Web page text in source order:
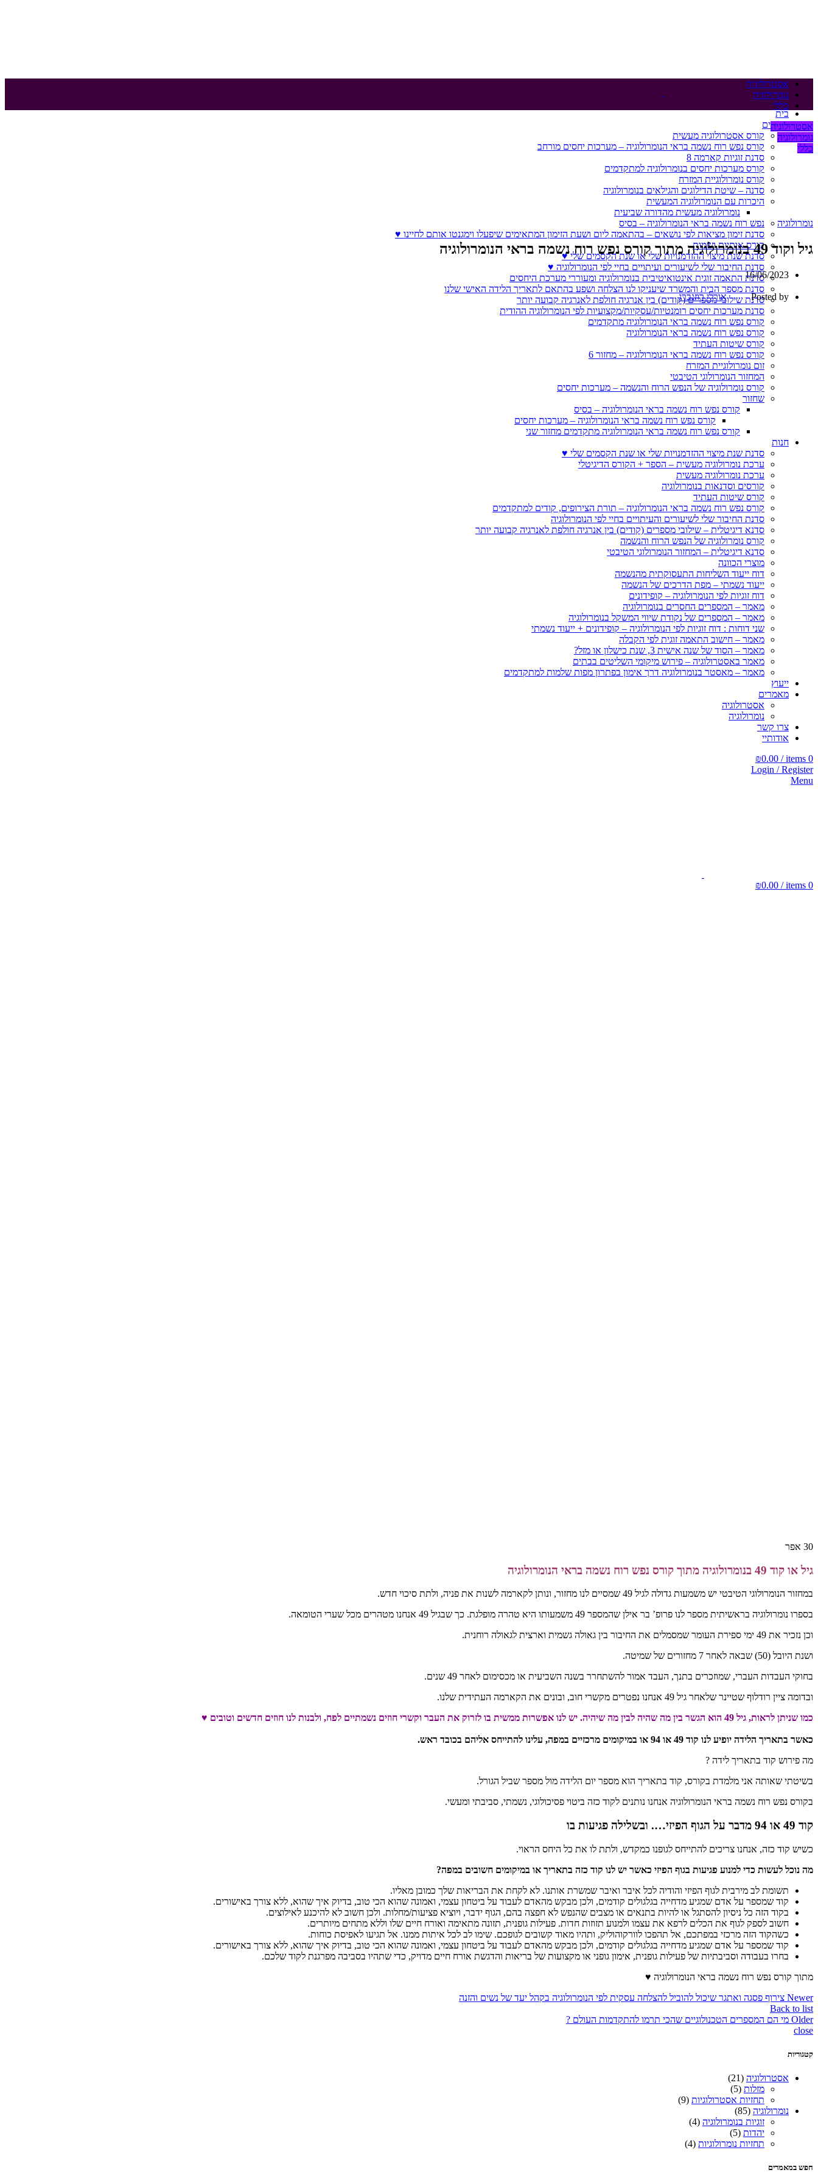
בית
קורסים
קורס אסטרולוגיה מעשית
קורס נפש רוח נשמה בראי הנומרולוגיה – מערכות יחסים מורחב
סדנת זוגיות קארמה 8
קורס מערכות יחסים בנומרולוגיה למתקדמים
קורס נומרולוגיית המזרח
סדנה – שיטת הדילוגים והגילאים בנומרולוגיה
היכרות עם הנומרולוגיה המעשית
נומרולוגיה מעשית מהדורה שביעית
נפש רוח נשמה בראי הנומרולוגיה – בסיס
סדנת זימון מציאות לפי נושאים – בהתאמה ליום ושעת הזימון המתאימים שיפעלו וימגנטו אותם לחיינו ♥
קורס אותיות ושמות
סדנת שנת מיצוי ההזדמנויות שלי או שנת הקסמים שלי ♥
סדנת החיבור שלי לשיעורים ועיתויים בחיי לפי הנומרולוגיה ♥
סדנת התאמה זוגית אינטואיטיבית בנומרולוגיה ומעוררי מערכת היחסים
סדנת מספר הבית והמשרד שיעניקו לנו הצלחה ושפע בהתאם לתאריך הלידה האישי שלנו
סדנת שילובי מספרים (קודים) בין אנרגיה חולפת לאנרגיה קבועה יותר
סדנת מערכות יחסים רומנטיות/עסקיות/מקצועיות לפי הנומרולוגיה ההודית
קורס נפש רוח נשמה בראי הנומרולוגיה מתקדמים
קורס נפש רוח נשמה בראי הנומרולוגיה
קורס שיטות העתיד
קורס נפש רוח נשמה בראי הנומרולוגיה – מחזור 6
זום נומרולוגיית המזרח
המחזור הנומרולוגי הטיבטי
קורס נומרולוגיה של הנפש הרוח והנשמה – מערכות יחסים
שחזור
קורס נפש רוח נשמה בראי הנומרולוגיה – בסיס
קורס נפש רוח נשמה בראי הנומרולוגיה – מערכות יחסים
קורס נפש רוח נשמה בראי הנומרולוגיה מתקדמים מחזור שני
חנות
סדנת שנת מיצוי ההזדמנויות שלי או שנת הקסמים שלי ♥
ערכת נומרולוגיה מעשית – הספר + הקורס הדיגיטלי
ערכת נומרולוגיה מעשית
קורסים וסדנאות בנומרולוגיה
קורס שיטות העתיד
קורס נפש רוח נשמה בראי הנומרולוגיה – תורת הצירופים, קודים למתקדמים
סדנת החיבור שלי לשיעורים והעיתויים בחיי לפי הנומרולוגיה
סדנא דיגיטלית – שילובי מספרים (קודים) בין אנרגיה חולפת לאנרגיה קבועה יותר
קורס נומרולוגיה של הנפש הרוח והנשמה
סדנא דיגיטלית – המחזור הנומרולוגי הטיבטי
מוצרי הכוונה
דוח ייעוד השליחות התעסוקתית מהנשמה
ייעוד נשמתי – מפת הדרכים של הנשמה
דוח זוגיות לפי הנומרולוגיה – קופידונים
מאמר – המספרים החסרים בנומרולוגיה
מאמר – המספרים של נקודת שיווי המשקל בנומרולוגיה
שני דוחות : דוח זוגיות לפי הנומרולוגיה – קופידונים + ייעוד נשמתי
מאמר – חישוב התאמה זוגית לפי הקבלה
מאמר – הסוד של שנה אישית 3, שנת כישלון או מזל?
מאמר באסטרולוגיה – פירוש מיקומי השליטים בבתים
מאמר – מאסטר בנומרולוגיה דרך אימון בפתרון מפות שלמות למתקדמים
ייעוץ
מאמרים
אסטרולוגיה
נומרולוגיה
צרו קשר
אודותיי
0
items
/
₪0.00
Login / Register
Menu
0
items
/
₪0.00
אסטרולוגיה
נומרולוגיה
כללי
אסטרולוגיה
נומרולוגיה
כללי
נומרולוגיה
גיל וקוד 49 בנומרולוגיה מתוך קורס נפש רוח נשמה בראי הנומרולוגיה
16/06/2023
Posted by אורלי רוזנברג
30 אפר
גיל או קוד 49 בנומרולוגיה מתוך קורס נפש רוח נשמה בראי הנומרולוגיה
במחזור הנומרולוגי הטיבטי יש משמעות גדולה לגיל 49 שמסיים לנו מחזור, ונותן לקארמה לשנות את פניה, ולתת סיכוי חדש.
בספרו נומרולוגיה בראשיתית מספר לנו פרופ’ בר אילן שהמספר 49 משמעותו היא טהרה מופלגת. כך שבגיל 49 אנחנו מטהרים מכל שערי הטומאה.
וכן נזכיר את 49 ימי ספירת העומר שמסמלים את החיבור בין גאולה גשמית וארצית
לגאולה רוחנית.
ושנת היובל (50) שבאה לאחר 7 מחזורים של שמיטה.
בחוקי העבדות העברי, שמוזכרים בתנך, העבד אמור להשתחרר בשנה השביעית או מכסימום לאחר 49 שנים.
ובדומה ציין רודלוף שטיינר שלאחר גיל 49 אנחנו נפטרים מקשרי חוב, ובונים את הקארמה העתידית שלנו.
כמו שניתן לראות, גיל 49 הוא הגשר בין מה שהיה לבין מה שיהיה. יש לנו אפשרות ממשית בו לזרוק את העבר וקשרי חוזים נשמתיים לפח, ולבנות לנו חוזים חדשים וטובים ♥
כאשר בתאריך הלידה יופיע לנו קוד 49 או 94 או במיקומים מרכזיים במפה, עלינו להתייחס אליהם בכובד ראש.
מה פירוש קוד בתאריך לידה ?
בשיטתי שאותה אני מלמדת בקורס, קוד בתאריך הוא מספר יום הלידה מול מספר שביל הגורל.
בקורס נפש רוח נשמה בראי הנומרולוגיה אנחנו נותנים לקוד כזה ביטוי פסיכולוגי, נשמתי, סביבתי ומעשי.
קוד 49 או 94 מדבר על הגוף הפיזי…. ובשלילה פגיעות בו
כשיש קוד כזה, אנחנו צריכים להתייחס לגופנו כמקדש, ולתת לו את כל היחס הראוי.
מה נוכל לעשות כדי למנוע פגיעות בגוף הפיזי כאשר יש לנו קוד כזה בתאריך או במיקומים חשובים במפה?
תשומת לב מירבית לגוף הפיזי והודיה לכל איבר ואיבר שמשרת אותנו. לא לקחת את הבריאות שלך כמובן מאליו.
קוד שמספר על אדם שמגיע מדחייה בגלגולים קודמים, ולכן מבקש מהאדם לעבוד על ביטחון עצמי, ואמונה שהוא הכי טוב, בדיוק איך שהוא, ללא צורך באישורים.
בקוד הזה כל ניסיון להסתגל או להיות בתנאים או מצבים שהנפש לא חפצה בהם, הגוף ידבר, ויוציא פציעות/מחלות. ולכן חשוב לא להיכנע לאילוצים.
חשוב לספק לגוף את הכלים לרפא את עצמו ולמנוע תזוזות חדות. פעילות גופנית, תזונה מתאימה ואורח חיים שלו וללא מתחים מיותרים.
כשהקוד הזה מרכזי במפתכם, אל תהפכו לוורקוהוליק, ותהיו מאוד קשובים לגופכם. שימו לב לכל איתות ממנו. אל תגיעו לאפיסת כוחות.
קוד שמספר על אדם שמגיע מדחייה בגלגולים קודמים, ולכן מבקש מהאדם לעבוד על ביטחון עצמי, ואמונה שהוא הכי טוב, בדיוק איך שהוא, ללא צורך באישורים.
בחרו בעבודה וסביבתיות של פעילות גופנית, אימון גופני או מקצועות של בריאות והדגשת אורח חיים מדויק, כדי שתהיו בסביבה מפרגנת לקוד שלכם.
מתוך קורס נפש רוח נשמה בראי הנומרולוגיה ♥
Newer צירוף פסגה ואתגר שיכול להוביל להצלחה עסקית לפי הנומרולוגיה בקהל יעד של נשים והזנה
Back to list
Older מי הם המספרים הטכנולוגיים שהכי תרמו להתקדמות העולם ?
close
קטגוריות
אסטרולוגיה (21)
מזלות (5)
תחזיות אסטרולוגיות (9)
נומרולוגיה (85)
זוגיות בנומרולוגיה (4)
יהדות (5)
תחזיות נומרולוגיות (4)
חפש במאמרים